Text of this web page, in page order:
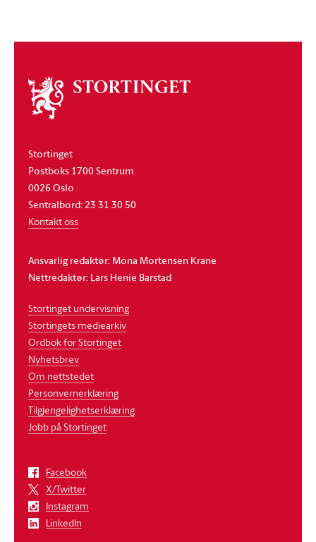
Om
stortinget
Stortinget
Postboks 1700 Sentrum
0026 Oslo
Sentralbord: 23 31 30 50
Kontakt oss
Ansvarlig redaktør: Mona Mortensen Krane
Nettredaktør: Lars Henie Barstad
Stortinget undervisning
Stortingets mediearkiv
Ordbok for Stortinget
Nyhetsbrev
Om nettstedet
Personvernerklæring
Tilgjengelighetserklæring
Jobb på Stortinget
Facebook
X/Twitter
Instagram
LinkedIn